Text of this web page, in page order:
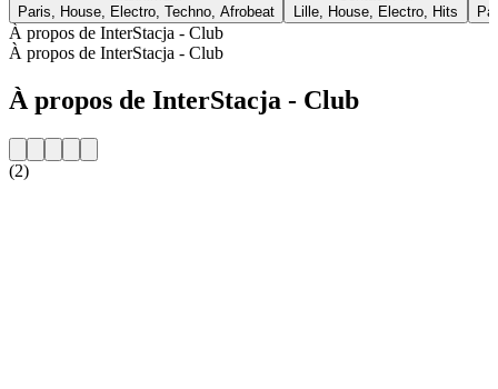
Paris, House, Electro, Techno, Afrobeat
Lille, House, Electro, Hits
À propos de InterStacja - Club
À propos de InterStacja - Club
À propos de InterStacja - Club
(2)